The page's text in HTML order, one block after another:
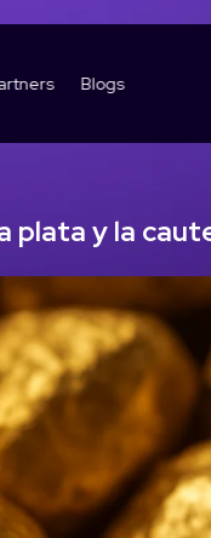
Blogs
plata y la